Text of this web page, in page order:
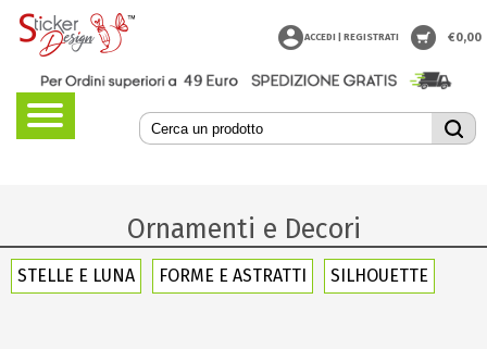
Ornamenti e Decori
STELLE E LUNA FORME E ASTRATTI SILHOUETTE
ACCEDI | REGISTRATI €0,00